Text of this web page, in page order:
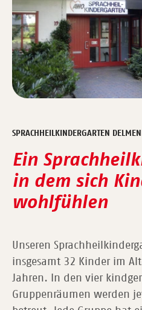
SPRACHHEILKINDERGARTEN
Ein
in dem sich
wohlfühlen
Unseren
insgesamt 32 Kinder im
Jahren. In den vier
Gruppenräumen werden